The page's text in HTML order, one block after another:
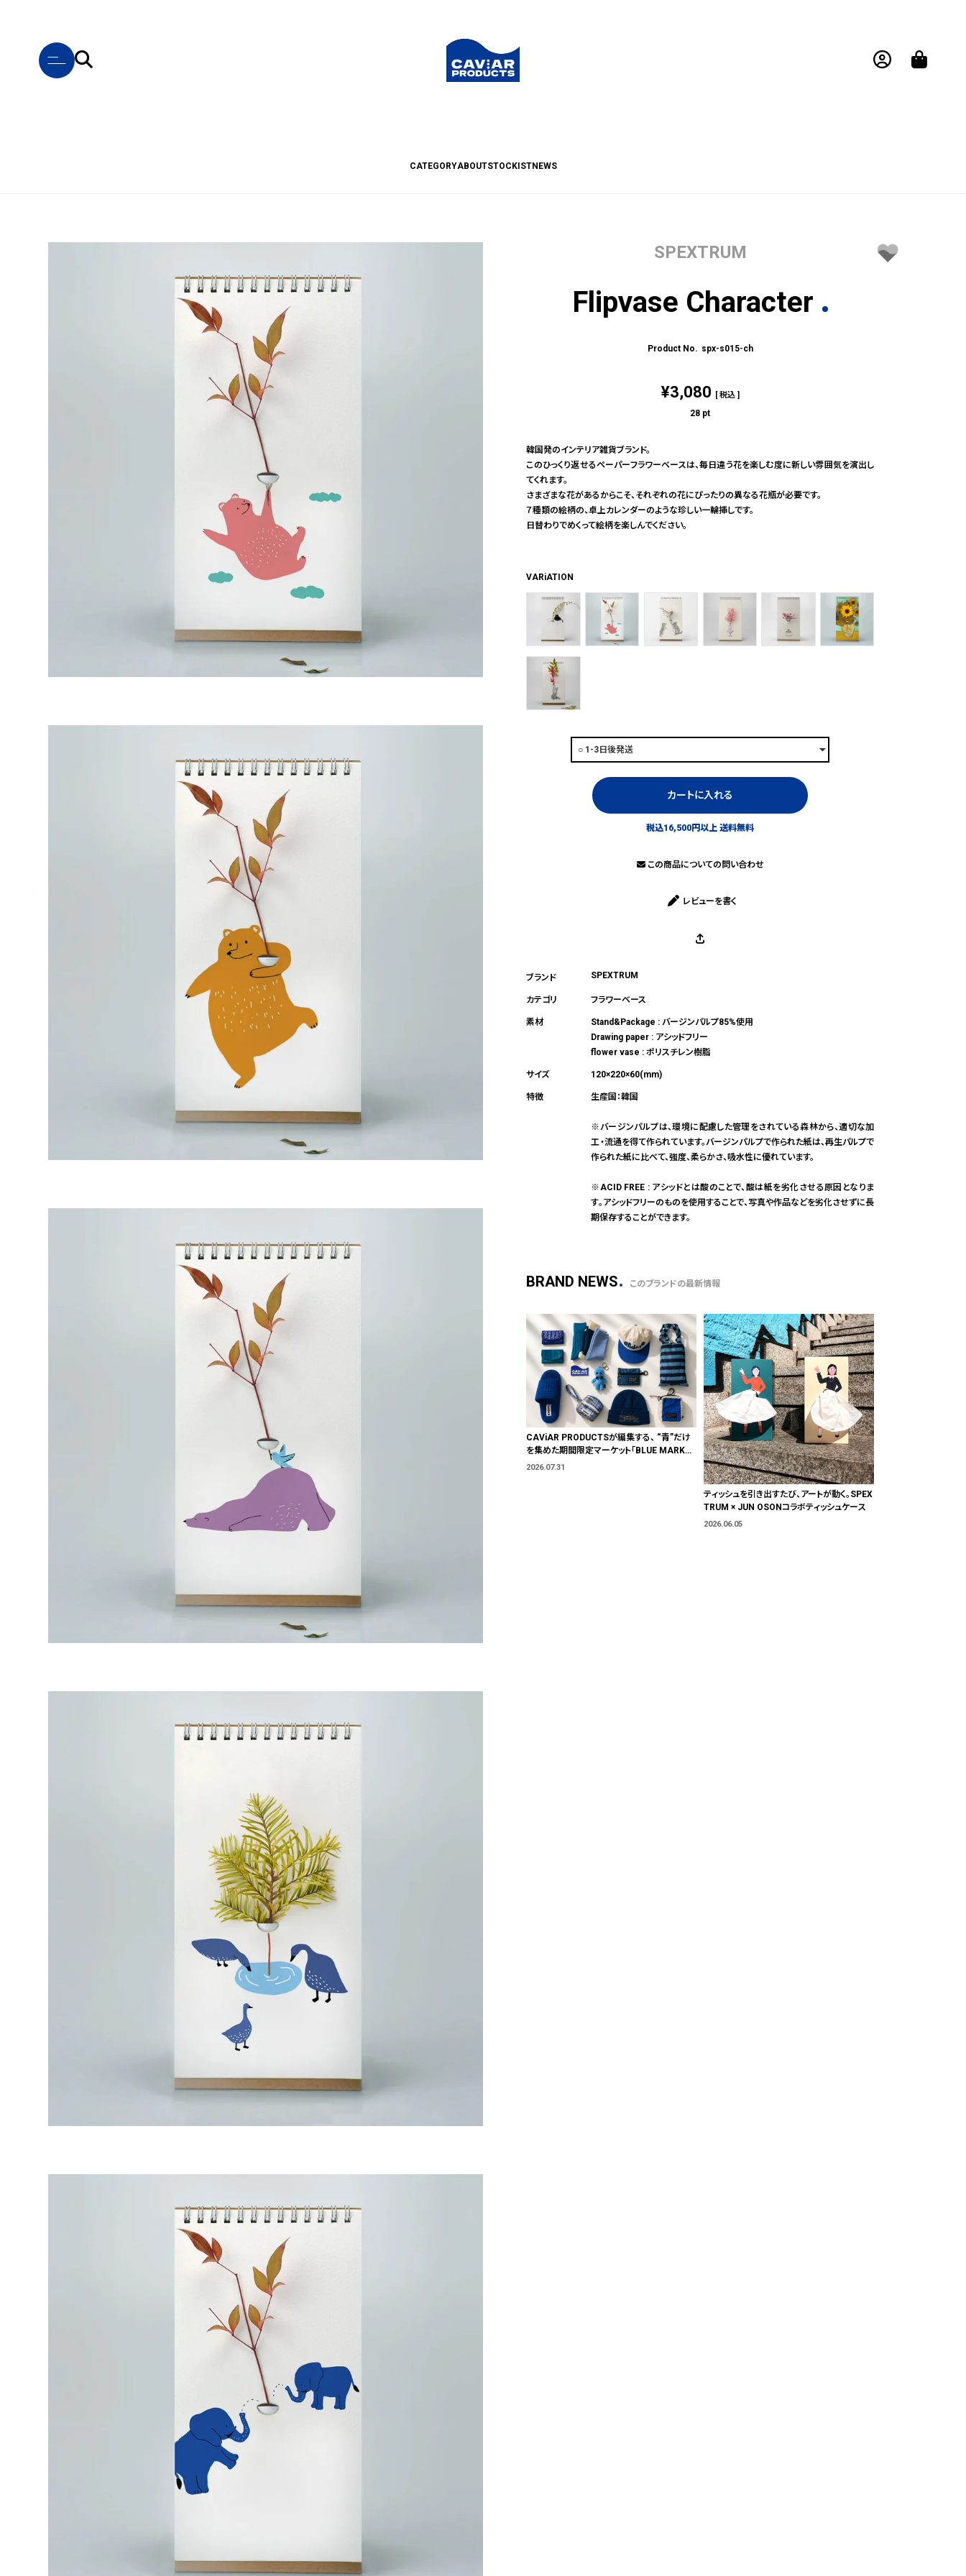
CATEGORYABOUTSTOCKISTNEWS
SPEXTRUM
Flipvase Character
spx-s015-ch
¥3,080 税込
28 pt
韓国発のインテリア雑貨ブランド。
このひっくり返せるペーパーフラワーベースは、毎日違う花を楽しむ度に新しい雰囲気を演出し
てくれます。
さまざまな花があるからこそ、それぞれの花にぴったりの異なる花瓶が必要です。
７種類の絵柄の、卓上カレンダーのような珍しい一輪挿しです。
日替わりでめくって絵柄を楽しんでください。
VARiATION
カートに入れる
税込16,500円以上 送料無料
この商品についての問い合わせ
レビューを書く
SPEXTRUM
フラワーベース
Stand&Package : バージンパルプ85%使用
Drawing paper : アシッドフリー
flower vase : ポリスチレン樹脂
120×220×60(mm)
生産国：韓国
※バージンパルプは、環境に配慮した管理をされている森林から、適切な加
工・流通を得て作られています。バージンパルプで作られた紙は、再生パルプで
作られた紙に比べて、強度、柔らかさ、吸水性に優れています。
※ACID FREE : アシッドとは酸のことで、酸は紙を劣化させる原因となりま
す。アシッドフリーのものを使用することで、写真や作品などを劣化させずに長
期保存することができます。
BRAND NEWS このブランドの最新情報
CAViAR PRODUCTSが編集する、 “青”だけ
を集めた期間限定マーケット「BLUE MARKE
T」が横浜に。ブランドではなく、"色"から出会
2026.07.31
ティッシュを引き出すたび、アートが動く。SPEX
TRUM × JUN OSONコラボティッシュケース
2026.06.05